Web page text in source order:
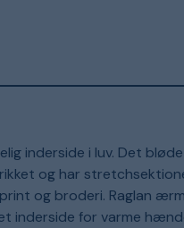
inderside i luv. Det
og har
og broderi. Raglan
inderside for varme